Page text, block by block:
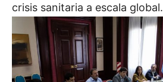
crisis sanitaria a escala global.